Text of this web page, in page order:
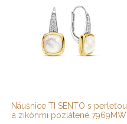
Náušnice TI SENTO s perleťou
a zikónmi pozlátené 7969MW